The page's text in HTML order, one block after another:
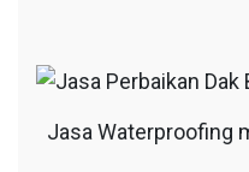
Jasa Waterproofing